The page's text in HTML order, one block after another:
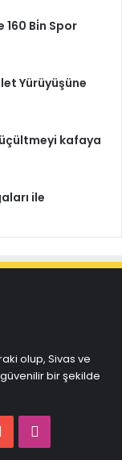
Bi̇n Spor
Yürüyüşüne
kafaya
ile
olup, Sivas ve
bir şekilde
YouTube